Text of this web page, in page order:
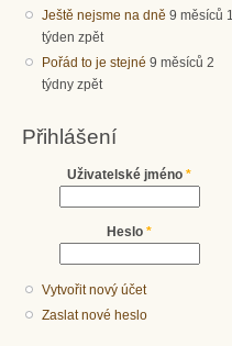
Ještě nejsme na dně 9 měsíců 1
týden zpět
Pořád to je stejné 9 měsíců 2
týdny zpět
Přihlášení
Uživatelské jméno *
Heslo *
Vytvořit nový účet
Zaslat nové heslo